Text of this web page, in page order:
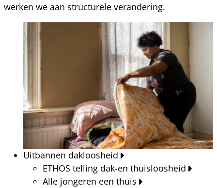
werken we aan structurele verandering.
Uitbannen dakloosheid
ETHOS telling dak-en thuisloosheid
Alle jongeren een thuis